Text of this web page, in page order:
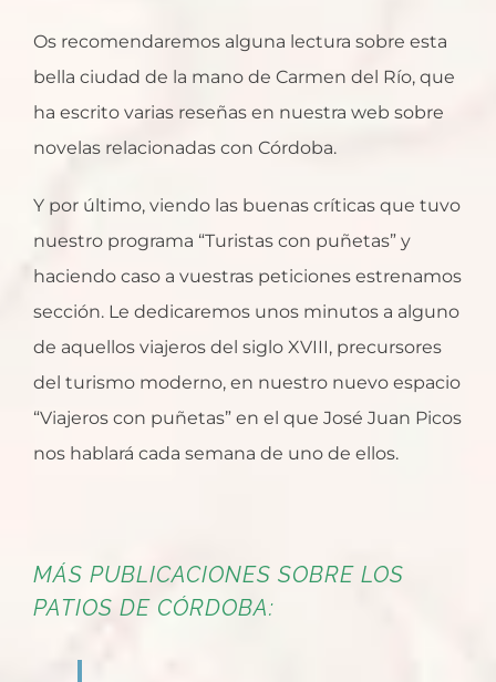
Os recomendaremos alguna lectura sobre esta
bella ciudad de la mano de Carmen del Río, que
ha escrito varias reseñas en nuestra web sobre
novelas relacionadas con Córdoba.
Y por último, viendo las buenas críticas que tuvo
nuestro programa “Turistas con puñetas” y
haciendo caso a vuestras peticiones estrenamos
sección. Le dedicaremos unos minutos a alguno
de aquellos viajeros del siglo XVIII, precursores
del turismo moderno, en nuestro nuevo espacio
“Viajeros con puñetas” en el que José Juan Picos
nos hablará cada semana de uno de ellos.
MÁS PUBLICACIONES SOBRE LOS
PATIOS DE CÓRDOBA: